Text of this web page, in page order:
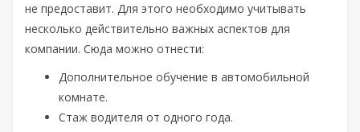
не предоставит. Для этого необходимо учитывать
несколько действительно важных аспектов для
компании. Сюда можно отнести:
Дополнительное обучение в автомобильной
комнате.
Стаж водителя от одного года.